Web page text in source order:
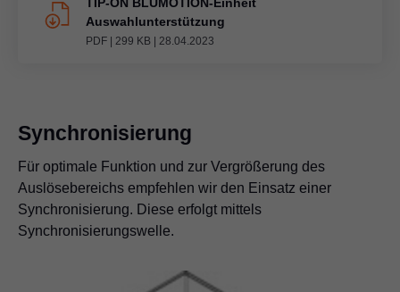
Auswahlunterstützung
PDF 299 KB 28.04.2023
Synchronisierung
Für optimale Funktion und zur Vergrößerung des
Auslösebereichs empfehlen wir den Einsatz einer
Synchronisierung. Diese erfolgt mittels
Synchronisierungswelle.